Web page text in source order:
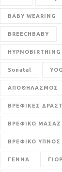
BABY WEARING
BREECHBABY
HYPNOBIRTHING
Sonatal
ΑΠΟΘΗΛΑΣΜΟΣ
ΒΡΕΦΙΚΕΣ
ΒΡΕΦΙΚΟ ΜΑΣΑΖ
ΒΡΕΦΙΚΟ ΥΠΝΟΣ
ΓΕΝΝΑ